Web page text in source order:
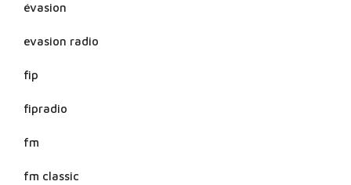
évasion
evasion radio
fip
fipradio
fm
fm classic